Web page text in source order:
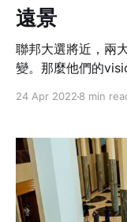
遠景
聯邦大選將近，兩
變。那麼他們的
家提供的承諾。
幻？
24 Apr 2022 8 min